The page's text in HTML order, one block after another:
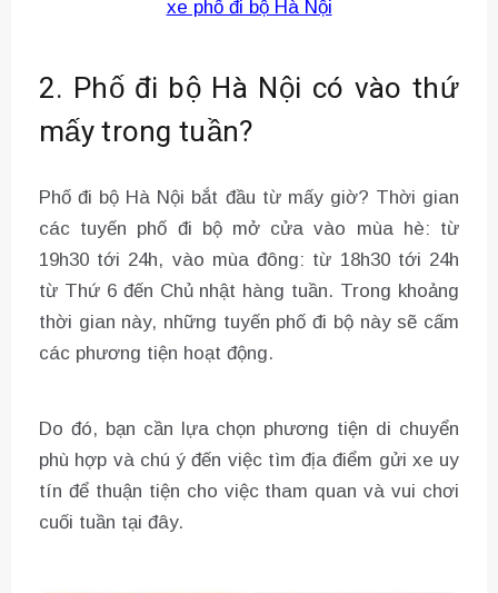
xe phố đi bộ Hà Nội
2. Phố đi bộ Hà Nội có vào thứ
mấy trong tuần?
Phố đi bộ Hà Nội bắt đầu từ mấy giờ? Thời gian
các tuyến phố đi bộ mở cửa vào mùa hè: từ
19h30 tới 24h, vào mùa đông: từ 18h30 tới 24h
từ Thứ 6 đến Chủ nhật hàng tuần. Trong khoảng
thời gian này, những tuyến phố đi bộ này sẽ cấm
các phương tiện hoạt động.
Do đó, bạn cần lựa chọn phương tiện di chuyển
phù hợp và chú ý đến việc tìm địa điểm gửi xe uy
tín để thuận tiện cho việc tham quan và vui chơi
cuối tuần tại đây.